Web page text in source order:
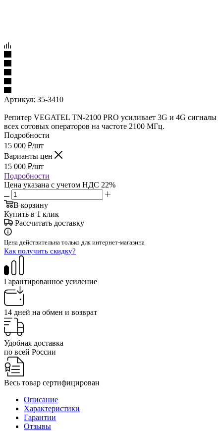
Артикул: 35-3410
Репитер VEGATEL TN-2100 PRO усиливает 3G и 4G сигналы
всех сотовых операторов на частоте 2100 МГц.
Подробности
15 000 ₽/шт
Варианты цен
15 000 ₽/шт
Подробности
Цена указана с учетом НДС 22%
В корзину
Купить в 1 клик
Рассчитать доставку
Цена действительна только для интернет-магазина
Как получить скидку?
Гарантированное усиление
14 дней на обмен и возврат
Удобная доставка
по всей России
Весь товар сертифицирован
Описание
Характеристики
Гарантии
Отзывы